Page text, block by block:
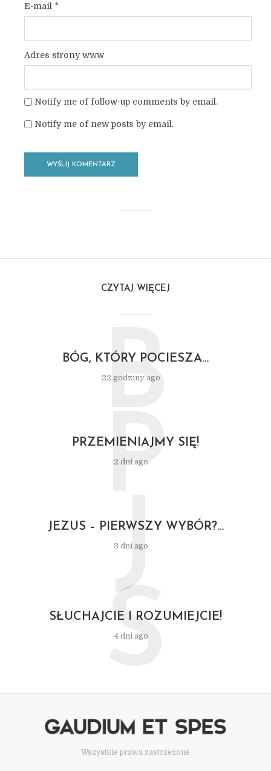
E-mail *
Adres strony www
Notify me of follow-up comments by email.
Notify me of new posts by email.
CZYTAJ WIĘCEJ
BÓG, KTÓRY POCIESZA…
22 godziny ago
B
PRZEMIENIAJMY SIĘ!
2 dni ago
P
JEZUS – PIERWSZY WYBÓR?…
3 dni ago
J
SŁUCHAJCIE I ROZUMIEJCIE!
4 dni ago
S
Wszystkie prawa zastrzeżone